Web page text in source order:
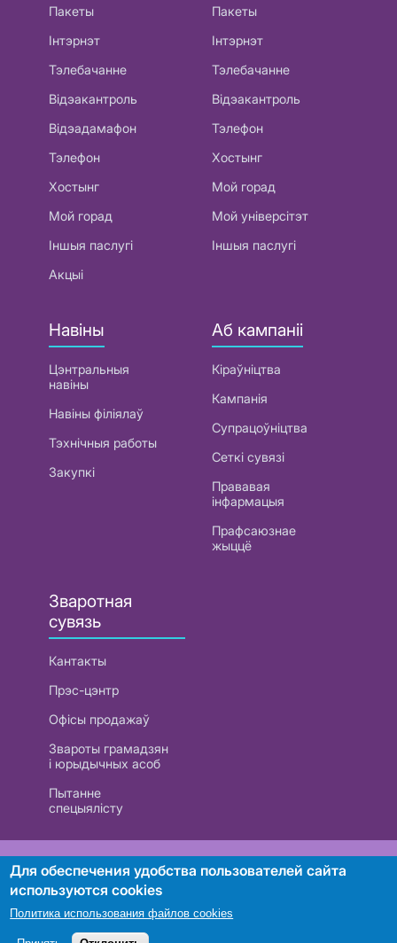
Пакеты
Інтэрнэт
Тэлебачанне
Відэакантроль
Відэадамафон
Тэлефон
Хостынг
Мой горад
Іншыя паслугі
Акцыі
Пакеты
Інтэрнэт
Тэлебачанне
Відэакантроль
Тэлефон
Хостынг
Мой горад
Мой універсітэт
Іншыя паслугі
Навіны
Цэнтральныя
навіны
Навіны філіялаў
Тэхнічныя работы
Закупкі
Аб кампаніі
Кіраўніцтва
Кампанія
Супрацоўніцтва
Сеткі сувязі
Прававая
інфармацыя
Прафсаюзнае
жыццё
Зваротная
сувязь
Кантакты
Прэс-цэнтр
Офісы продажаў
Звароты грамадзян
і юрыдычных асоб
Пытанне
спецыялісту
РУП «Белтэлекам». УНП 101007741
Пошук
Для обеспечения удобства пользователей сайта
используются cookies
Политика использования файлов cookies